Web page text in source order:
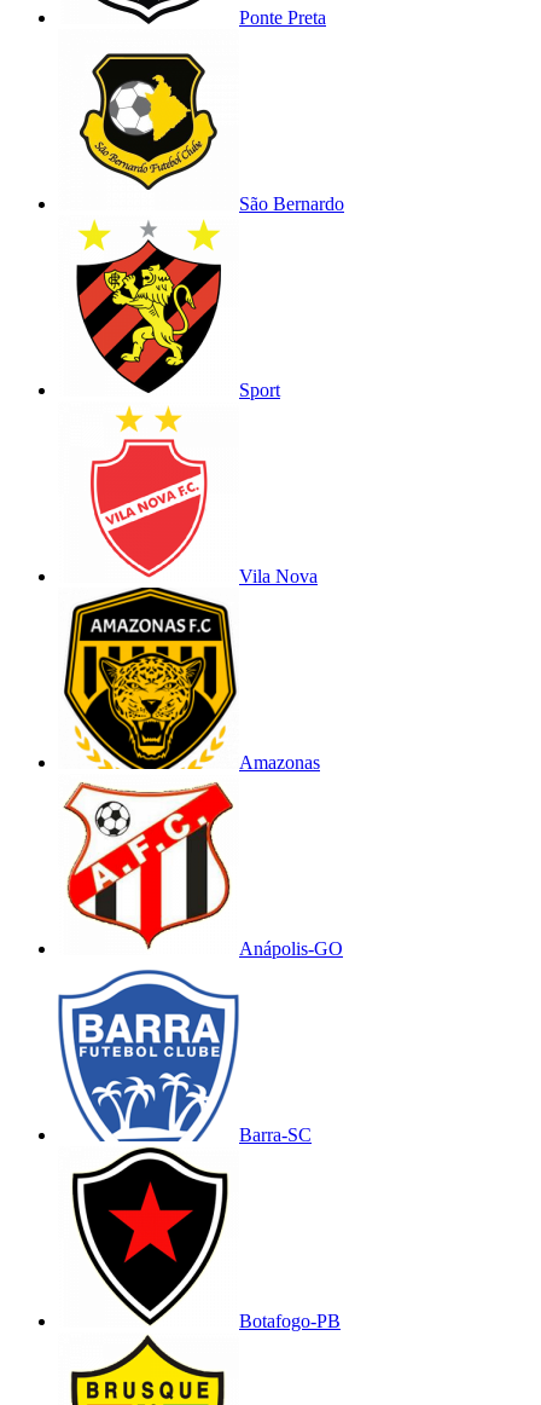
Ponte Preta
São Bernardo
Sport
Vila Nova
Amazonas
Anápolis-GO
Barra-SC
Botafogo-PB